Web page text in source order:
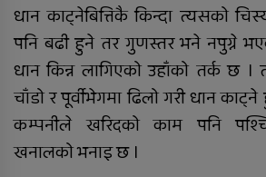
धान काट्नेबित्तिकै किन्दा त्यसको
पनि बढी हुने तर गुणस्तर भने नपुग्ने
धान किन्न लागिएको उहाँको तर्क छ ।
चाँडो र पूर्वीभेगमा ढिलो गरी धान
कम्पनीले खरिदको काम पनि
खनालको भनाइ छ ।